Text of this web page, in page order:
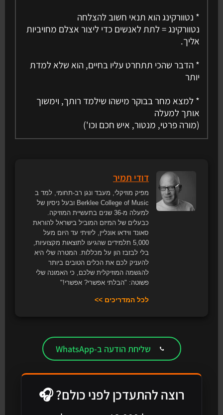
* נטוורקינג הוא תנאי חשוב להצלחה
נטוורקינג = לתת לאנשים כדי ליצור אצלם מחויביות
אליך.
* הדבר שהכי תתחרט עליו בחיים, הוא שלא למדת
יותר
* למצא מחר בבוקר מישהו שילמד רותך, וימשוך
אותך למעלה
(מורה פרטי, מנטור, איש חכם וכו')
דודי תמיר
מפיק מוזיקלי, מעבד ונגן רב-תחומי, למד ב
Berklee College of Music ובעל ניסיון של
למעלה מ-36 שנים בתעשיית המוזיקה.
כבעלים של המיזם המוביל בישראל להוראת
סאונד ווידאו אונליין, ליוויתי עד היום מעל
5,000 תלמידים שהגיעו לתוצאות מקצועיות,
בלי לבזבז הון על מכללות. המטרה שלי היא
להעניק לכם את הכלים הטובים ביותר
להגשמה המוזיקלית שלכם, כי האמונה שלי
פשוטה: "הבלתי אפשרי? אפשרי!"
לכל המדריכים >>
שליחת הודעה ב-WhatsApp
רוצה להתעדכן לפני כולם? 🎧